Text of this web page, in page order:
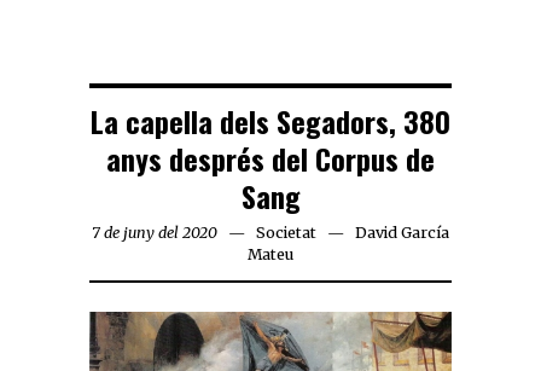
La capella dels Segadors, 380
anys després del Corpus de
Sang
7 de juny del 2020 Societat
David García
Mateu